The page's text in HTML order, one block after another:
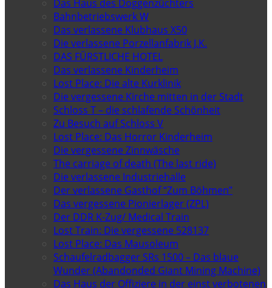
Das Haus des Doggenzüchters
Bahnbetriebswerk W
Das verlassene Klubhaus X50
Die verlassene Porzellanfabrik J.K.
DAS FÜRSTLICHE HOTEL
Das verlassene Kinderheim
Lost Place: Die alte Kurklinik
Die vergessene Kirche mitten in der Stadt
Schloss T – die schlafende Schönheit
Zu Besuch auf Schloss V
Lost Place: Das Horror Kinderheim
Die vergessene Zinnwäsche
The carriage of death (The last ride)
Die verlassene Industriehalle
Der verlassene Gasthof “Zum Böhmen”
Das vergessene Pionierlager (ZPL)
Der DDR K-Zug/ Medical Train
Lost Train: Die vergessene 528137
Lost Place: Das Mausoleum
Schaufelradbagger SRs 1500 – Das blaue
Wunder (Abandonded Giant Mining Machine)
Das Haus der Offiziere in der einst verbotenen